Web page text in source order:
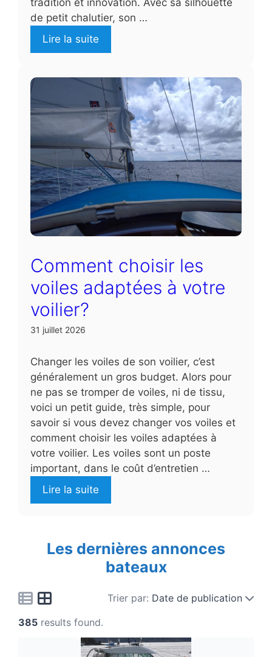
tradition et innovation. Avec sa silhouette
de petit chalutier, son …
Lire la suite
Comment choisir les
voiles adaptées à votre
voilier?
31 juillet 2026
Changer les voiles de son voilier, c’est
généralement un gros budget. Alors pour
ne pas se tromper de voiles, ni de tissu,
voici un petit guide, très simple, pour
savoir si vous devez changer vos voiles et
comment choisir les voiles adaptées à
votre voilier. Les voiles sont un poste
important, dans le coût d’entretien …
Lire la suite
Les dernières annonces
bateaux
Trier par: Date de publication
385 results found.